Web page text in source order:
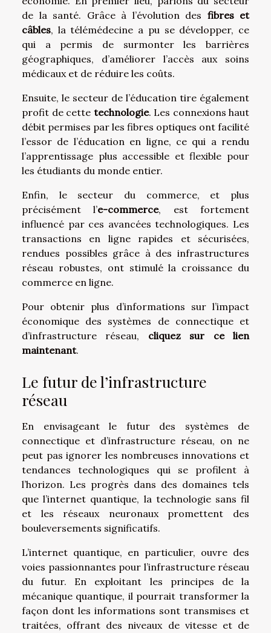
de la santé. Grâce à l’évolution des fibres et
câbles, la télémédecine a pu se développer, ce
qui a permis de surmonter les barrières
géographiques, d’améliorer l’accès aux soins
médicaux et de réduire les coûts.
Ensuite, le secteur de l’éducation tire également
profit de cette technologie. Les connexions haut
débit permises par les fibres optiques ont facilité
l’essor de l’éducation en ligne, ce qui a rendu
l’apprentissage plus accessible et flexible pour
les étudiants du monde entier.
Enfin, le secteur du commerce, et plus
précisément l’e-commerce, est fortement
influencé par ces avancées technologiques. Les
transactions en ligne rapides et sécurisées,
rendues possibles grâce à des infrastructures
réseau robustes, ont stimulé la croissance du
commerce en ligne.
Pour obtenir plus d’informations sur l’impact
économique des systèmes de connectique et
d’infrastructure réseau, cliquez sur ce lien
maintenant.
Le futur de l’infrastructure
réseau
En envisageant le futur des systèmes de
connectique et d’infrastructure réseau, on ne
peut pas ignorer les nombreuses innovations et
tendances technologiques qui se profilent à
l’horizon. Les progrès dans des domaines tels
que l’internet quantique, la technologie sans fil
et les réseaux neuronaux promettent des
bouleversements significatifs.
L’internet quantique, en particulier, ouvre des
voies passionnantes pour l’infrastructure réseau
du futur. En exploitant les principes de la
mécanique quantique, il pourrait transformer la
façon dont les informations sont transmises et
traitées, offrant des niveaux de vitesse et de